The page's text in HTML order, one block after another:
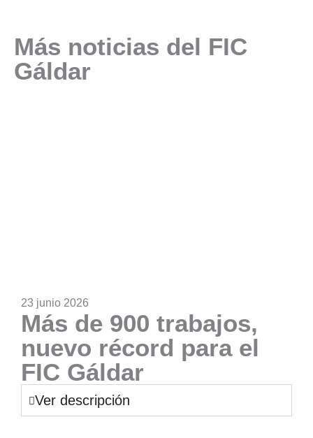
Más noticias del FIC
Gáldar
23 junio 2026
Más de 900 trabajos,
nuevo récord para el
FIC Gáldar
Ver descripción